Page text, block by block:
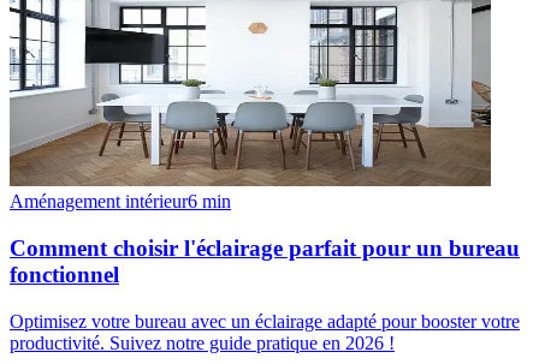
Aménagement intérieur6 min
Comment choisir l'éclairage parfait pour un bureau
fonctionnel
Optimisez votre bureau avec un éclairage adapté pour booster votre
productivité. Suivez notre guide pratique en 2026 !